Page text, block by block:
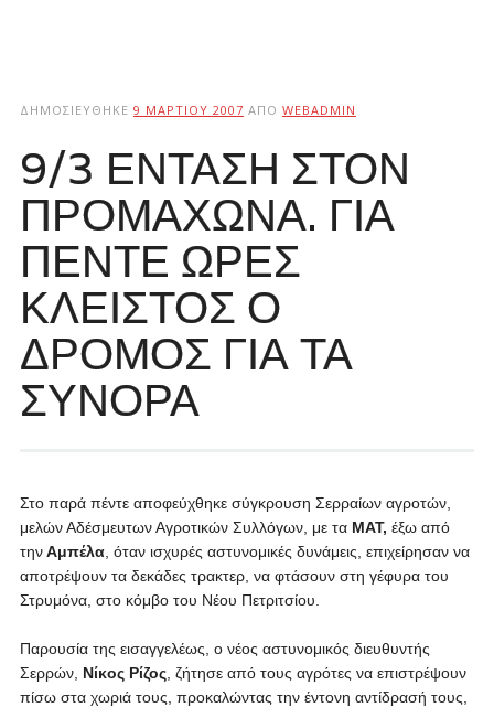
ΔΗΜΟΣΙΕΎΘΗΚΕ 9 ΜΑΡΤΊΟΥ 2007 ΑΠΌ WEBADMIN
9/3 ΕΝΤΑΣΗ ΣΤΟΝ
ΠΡΟΜΑΧΩΝΑ. ΓΙΑ
ΠΕΝΤΕ ΩΡΕΣ
ΚΛΕΙΣΤΟΣ Ο
ΔΡΟΜΟΣ ΓΙΑ ΤΑ
ΣΥΝΟΡΑ
Στο παρά πέντε αποφεύχθηκε σύγκρουση Σερραίων αγροτών,
μελών Αδέσμευτων Αγροτικών Συλλόγων, με τα ΜΑΤ, έξω από
τηνΑμπέλα, όταν ισχυρές αστυνομικές δυνάμεις, επιχείρησαν να
αποτρέψουν τα δεκάδες τρακτερ, να φτάσουν στη γέφυρα του
Στρυμόνα, στο κόμβο του Νέου Πετριτσίου.
Παρουσία της εισαγγελέως, ο νέος αστυνομικός διευθυντής
Σερρών, Νίκος Ρίζος, ζήτησε από τους αγρότες να επιστρέψουν
πίσω στα χωριά τους, προκαλώντας την έντονη αντίδρασή τους,